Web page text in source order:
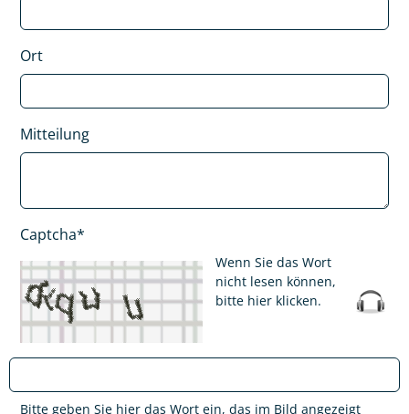
Ort
Mitteilung
Captcha*
Wenn Sie das Wort
nicht lesen können,
bitte hier klicken.
Bitte geben Sie hier das Wort ein, das im Bild angezeigt